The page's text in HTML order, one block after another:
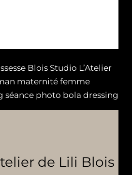
Blois Studio L’Atelier
maternité femme
séance photo bola dressing
de Lili Blois